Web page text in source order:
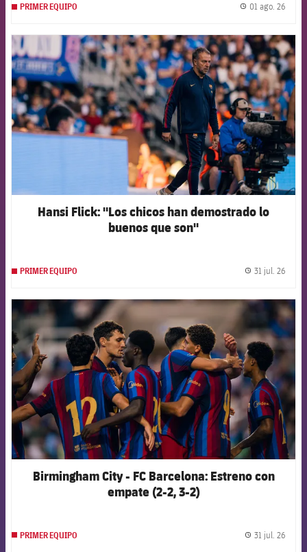
PRIMER EQUIPO 01 ago. 26
FCB Barcelona badge
Hansi Flick: "Los chicos han demostrado lo
buenos que son"
PRIMER EQUIPO 31 jul. 26
FCB Barcelona badge
Birmingham City - FC Barcelona: Estreno con
empate (2-2, 3-2)
PRIMER EQUIPO 31 jul. 26